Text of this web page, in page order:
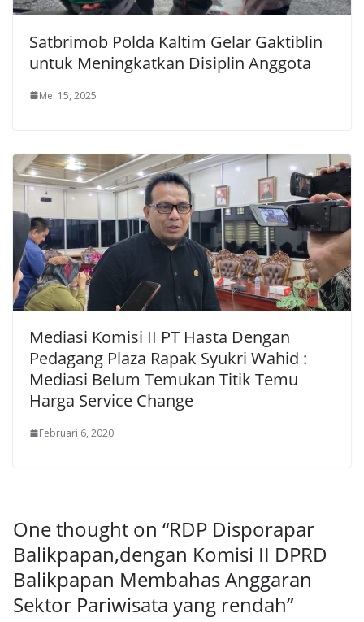
Satbrimob Polda Kaltim Gelar Gaktiblin
untuk Meningkatkan Disiplin Anggota
Mei 15, 2025
Mediasi Komisi II PT Hasta Dengan
Pedagang Plaza Rapak Syukri Wahid :
Mediasi Belum Temukan Titik Temu
Harga Service Change
Februari 6, 2020
One thought on “RDP Disporapar
Balikpapan,dengan Komisi II DPRD
Balikpapan Membahas Anggaran
Sektor Pariwisata yang rendah”